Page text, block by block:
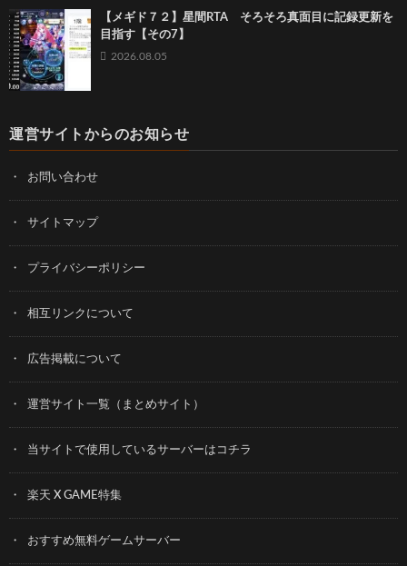
【メギド７２】星間RTA そろそろ真面目に記録更新を
目指す【その7】
2026.08.05
運営サイトからのお知らせ
お問い合わせ
サイトマップ
プライバシーポリシー
相互リンクについて
広告掲載について
運営サイト一覧（まとめサイト）
当サイトで使用しているサーバーはコチラ
楽天 X GAME特集
おすすめ無料ゲームサーバー